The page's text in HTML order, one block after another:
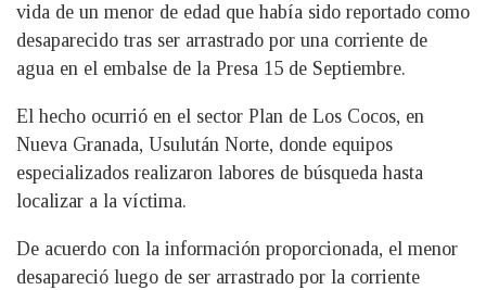
vida de un menor de edad que había sido reportado como
desaparecido tras ser arrastrado por una corriente de
agua en el embalse de la Presa 15 de Septiembre.
El hecho ocurrió en el sector Plan de Los Cocos, en
Nueva Granada, Usulután Norte, donde equipos
especializados realizaron labores de búsqueda hasta
localizar a la víctima.
De acuerdo con la información proporcionada, el menor
desapareció luego de ser arrastrado por la corriente